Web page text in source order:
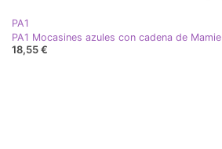
PA1
PA1 Mocasines azules con cadena de Mamie
18,55 €